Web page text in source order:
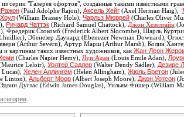
серии "Галерея офортов", созданные такими известными
(Paul Adolphe Rajon), Аксель Хейг (Axel Herman Haig),
(William Brassey Hole), Чарльз Мюррей (Charles Oliver
Ричард Чаттэк (Richard Samuel Chattock), Джон Хезелтайн
Фредерик Слокомб (Frederick Albert Slocombe), Шарль
Эбенезер Даунард (Ebenezer Newman Downard),
(Arthur Severn), Артур Марш (Arthur Marsh), Колин
и картинам таких известных художников, как Жан-Леон
(Charles Napier Hemy), Луи Адан (Louis Emile Adan),
Leloir), Уолтер Садлер (Walter Dendy Sadler), Дезире
Хелен Аллингем (Helen Allingham), Жюль Бретон
Linton), Альберт Моор (Albert Joseph Moore), Джон Уотсон
Эдвин Дуглас (Edwin James Douglas), Уильям Фишер (William